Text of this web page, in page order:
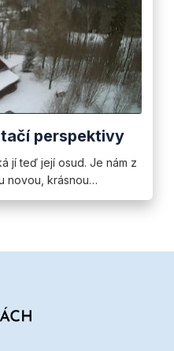
perspektivy
jí teď její osud. Je nám z
novou, krásnou…